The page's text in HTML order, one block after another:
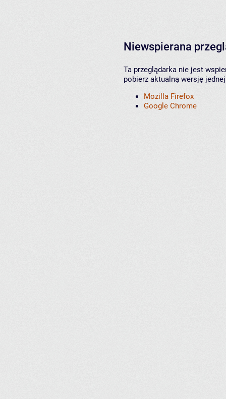
Niewspierana
Ta przeglądarka nie jest
pobierz aktualną wersję
Mozilla Firefox
Google Chrome